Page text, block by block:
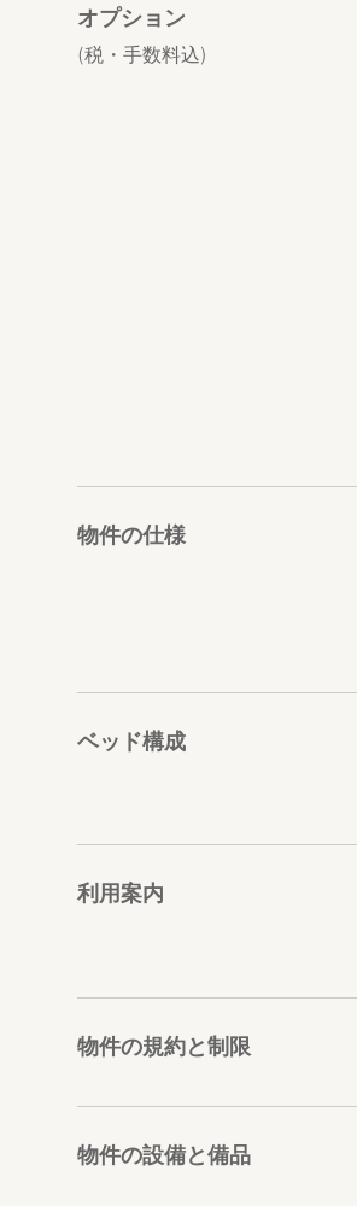
オプション
(税・手数料込)
物件の仕様
ベッド構成
利用案内
物件の規約と制限
物件の設備と備品